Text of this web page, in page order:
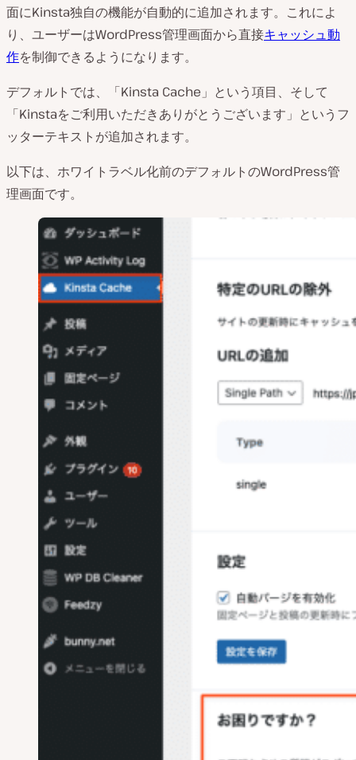
面にKinsta独自の機能が自動的に追加されます。これによ
り、 ユーザーはWordPress管理画面から直接キャッシュ動
作を制御できるようになります。
デフォルトでは、「Kinsta Cache」という項目、そして
「Kinstaをご利用いただきありがとうございます」というフ
ッターテキストが追加されます。
以下は、ホワイトラベル化前のデフォルトのWordPress管
理画面です。